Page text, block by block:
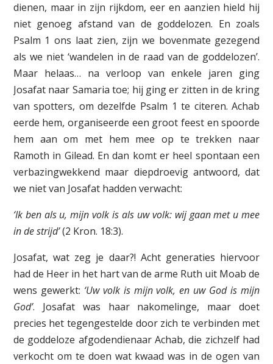
dienen, maar in zijn rijkdom, eer en aanzien hield hij
niet genoeg afstand van de goddelozen. En zoals
Psalm 1 ons laat zien, zijn we bovenmate gezegend
als we niet ‘wandelen in de raad van de goddelozen’.
Maar helaas… na verloop van enkele jaren ging
Josafat naar Samaria toe; hij ging er zitten in de kring
van spotters, om dezelfde Psalm 1 te citeren. Achab
eerde hem, organiseerde een groot feest en spoorde
hem aan om met hem mee op te trekken naar
Ramoth in Gilead. En dan komt er heel spontaan een
verbazingwekkend maar diepdroevig antwoord, dat
we niet van Josafat hadden verwacht:
‘Ik ben als u, mijn volk is als uw volk: wij gaan met u mee
in de strijd’(2 Kron. 18:3).
Josafat, wat zeg je daar?! Acht generaties hiervoor
had de Heer in het hart van de arme Ruth uit Moab de
wens gewerkt: ‘Uw volk is mijn volk, en uw God is mijn
God’. Josafat was haar nakomelinge, maar doet
precies het tegengestelde door zich te verbinden met
de goddeloze afgodendienaar Achab, die zichzelf had
verkocht om te doen wat kwaad was in de ogen van